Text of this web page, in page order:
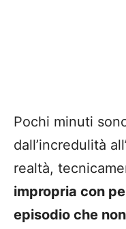
Pochi minuti
dall’incredulità
realtà,
impropria con
episodio che